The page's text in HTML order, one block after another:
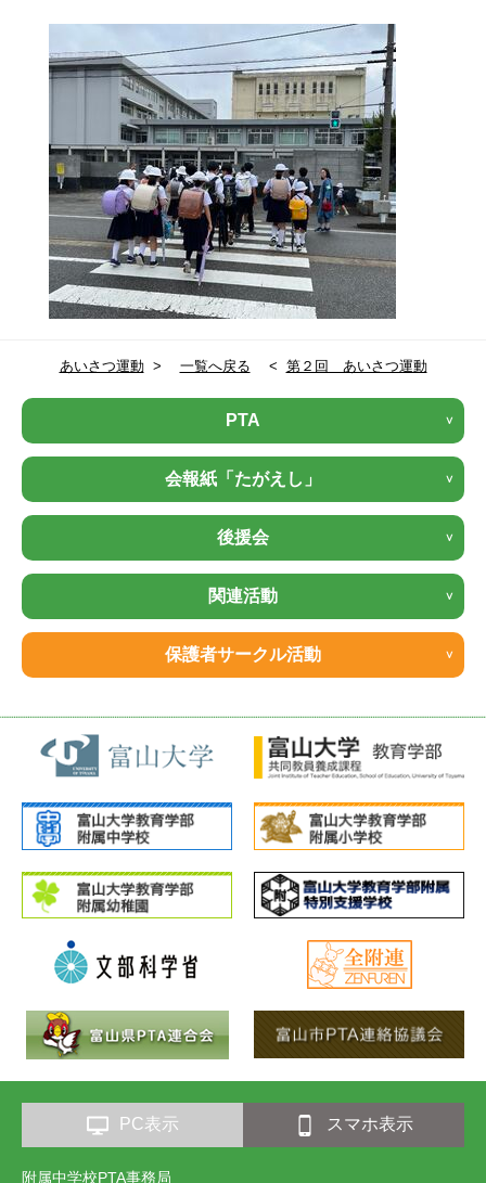
あいさつ運動> 一覧へ戻る < 第２回 あいさつ運動
PTA
会報紙「たがえし」
後援会
関連活動
保護者サークル活動
PC表示 スマホ表示
附属中学校PTA事務局